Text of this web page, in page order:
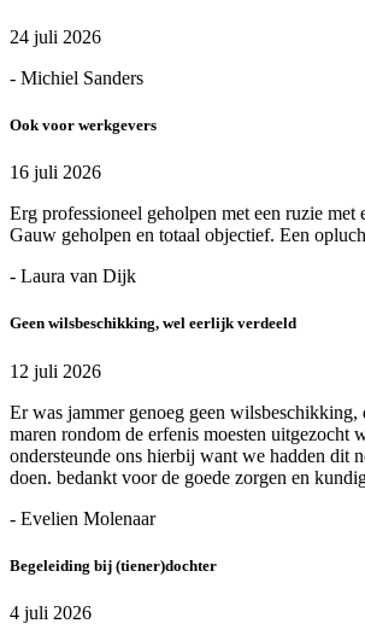
24 juli 2026
- Michiel Sanders
Ook voor werkgevers
16 juli 2026
Erg professioneel geholpen met een ruzie met
Gauw geholpen en totaal objectief. Een
- Laura van Dijk
Geen wilsbeschikking, wel eerlijk verdeeld
12 juli 2026
Er was jammer genoeg geen wilsbeschikking,
maren rondom de erfenis moesten uitgezocht
ondersteunde ons hierbij want we hadden dit
doen. bedankt voor de goede zorgen en
- Evelien Molenaar
Begeleiding bij (tiener)dochter
4 juli 2026